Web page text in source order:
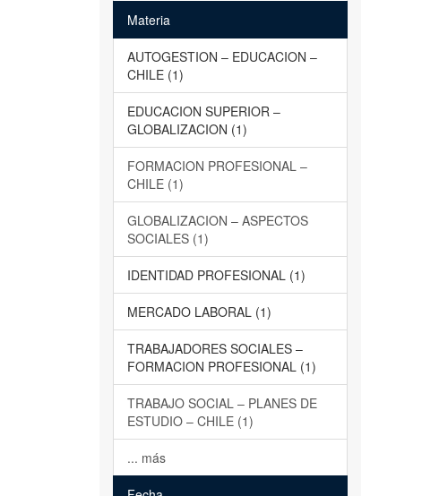
Materia
AUTOGESTION – EDUCACION –
CHILE (1)
EDUCACION SUPERIOR –
GLOBALIZACION (1)
FORMACION PROFESIONAL –
CHILE (1)
GLOBALIZACION – ASPECTOS
SOCIALES (1)
IDENTIDAD PROFESIONAL (1)
MERCADO LABORAL (1)
TRABAJADORES SOCIALES –
FORMACION PROFESIONAL (1)
TRABAJO SOCIAL – PLANES DE
ESTUDIO – CHILE (1)
... más